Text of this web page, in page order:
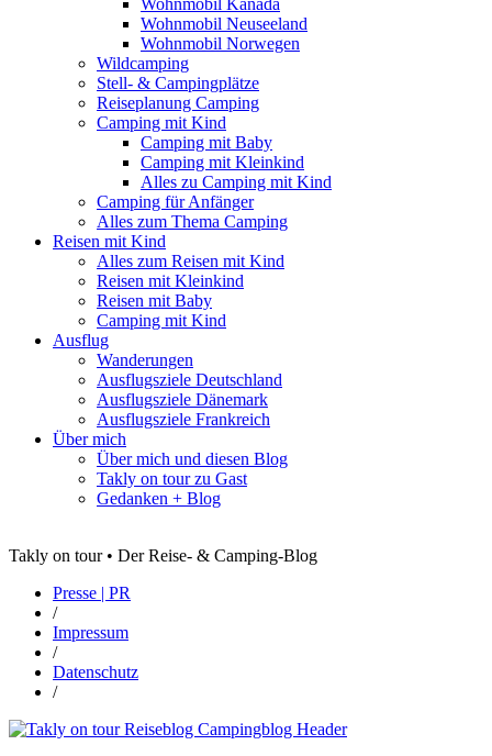
Wohnmobil Kanada
Wohnmobil Neuseeland
Wohnmobil Norwegen
Wildcamping
Stell- & Campingplätze
Reiseplanung Camping
Camping mit Kind
Camping mit Baby
Camping mit Kleinkind
Alles zu Camping mit Kind
Camping für Anfänger
Alles zum Thema Camping
Reisen mit Kind
Alles zum Reisen mit Kind
Reisen mit Kleinkind
Reisen mit Baby
Camping mit Kind
Ausflug
Wanderungen
Ausflugsziele Deutschland
Ausflugsziele Dänemark
Ausflugsziele Frankreich
Über mich
Über mich und diesen Blog
Takly on tour zu Gast
Gedanken + Blog
Takly on tour • Der Reise- & Camping-Blog
Presse | PR
/
Impressum
/
Datenschutz
/